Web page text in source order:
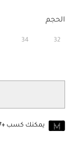
الحجم
32
34
يمكنك كسب +1667